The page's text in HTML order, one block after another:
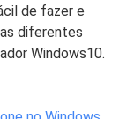
de fazer e
diferentes
Windows10.